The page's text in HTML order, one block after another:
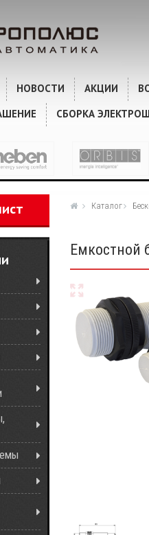
НОВОСТИ АКЦИИ
СБОРКА
Каталог
Емкостной